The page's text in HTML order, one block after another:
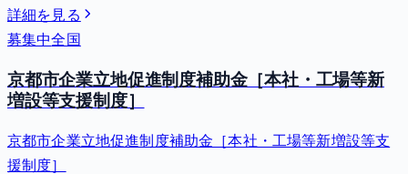
詳細を見る
募集中全国
京都市企業立地促進制度補助金［本社・工場等新
増設等支援制度］
京都市企業立地促進制度補助金［本社・工場等新増設等支
援制度］